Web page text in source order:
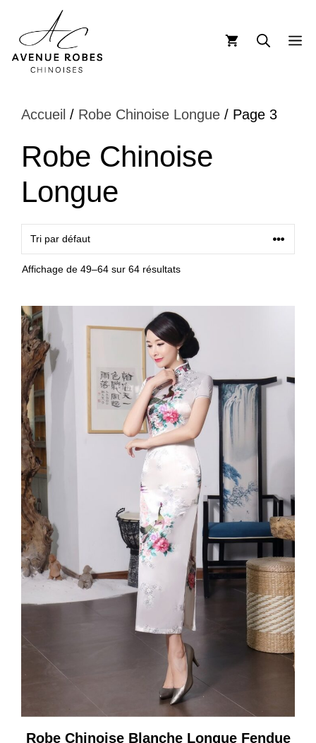
contenu
Accueil / Robe Chinoise Longue / Page 3
Robe Chinoise
Longue
Affichage de 49–64 sur 64 résultats
Robe Chinoise Blanche Longue Fendue